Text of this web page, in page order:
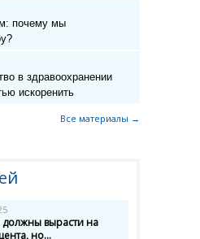
почему мы
в здравоохранении
искоренить
Все материалы →
вырасти на
но...